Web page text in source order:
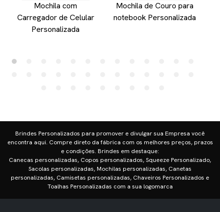
Mochila com
Carregador de Celular
Personalizada
Mochila de Couro para
notebook Personalizada
Brindes Personalizados para promover e divulgar sua Empresa você
encontra aqui. Compre direto da fábrica com os melhores preços, prazos
e condições. Brindes em destaque:
Canecas personalizadas, Copos personalizados, Squeeze Personalizado,
Sacolas personalizadas, Mochilas personalizadas, Canetas
personalizadas, Camisetas personalizadas, Chaveiros Personalizados e
Toalhas Personalizadas com a sua logomarca